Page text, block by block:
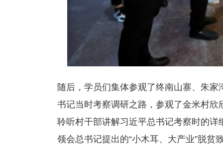
随后，学员们集体参观了终南山寨、朱
书记当时考察调研之路，参观了金米村
聆听村干部讲解习近平总书记考察时的
领会总书记提出的“小木耳、大产业”脱贫